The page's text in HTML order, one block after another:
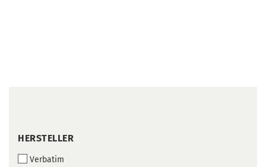
HERSTELLER
HERSTELLER
Verbatim